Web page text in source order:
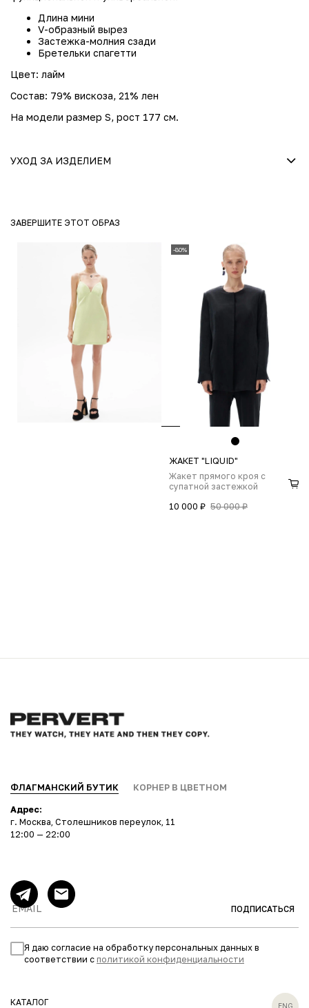
Длина мини
V-образный вырез
Застежка-молния сзади
Бретельки спагетти
Цвет: лайм
Состав: 79% вискоза, 21% лен
На модели размер S, рост 177 см.
УХОД ЗА ИЗДЕЛИЕМ
ЗАВЕРШИТЕ ЭТОТ ОБРАЗ
-80%
ЖАКЕТ "LIQUID"
Жакет прямого кроя с
супатной застежкой
10 000 ₽ 50 000 ₽
ФЛАГМАНСКИЙ БУТИК КОРНЕР В ЦВЕТНОМ
Адрес:
г. Москва, Столешников переулок, 11
12:00 — 22:00
ENG
КАТАЛОГ
ПОДПИСАТЬСЯ
Я даю согласие на обработку персональных данных в
соответствии с политикой конфиденциальности